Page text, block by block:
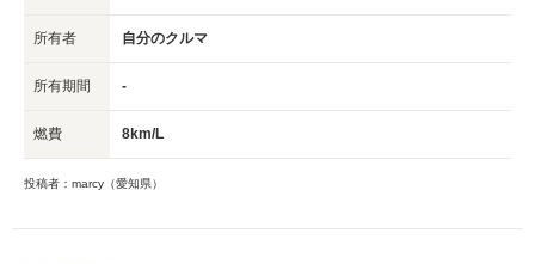
所有者 自分のクルマ
所有期間 -
燃費 8km/L
投稿者：marcy（愛知県）